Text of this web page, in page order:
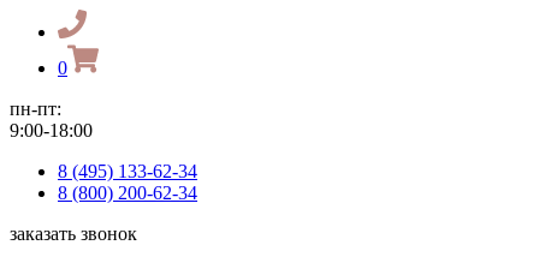
0
пн-пт:
9:00-18:00
8 (495) 133-62-34
8 (800) 200-62-34
заказать звонок